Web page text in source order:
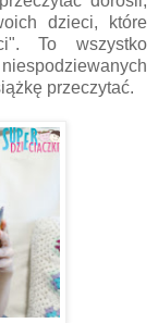
dzieci, które
To wszystko
przeczytać.